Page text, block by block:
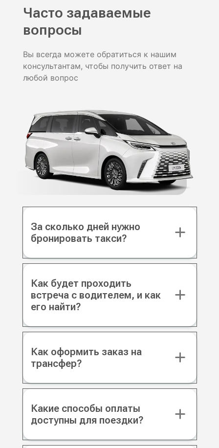
Часто задаваемые
вопросы
Вы всегда можете обратиться к нашим
консультантам, чтобы получить ответ на
любой вопрос
За сколько дней нужно
бронировать такси?
Как будет проходить
встреча с водителем, и как
его найти?
Как оформить заказ на
трансфер?
Какие способы оплаты
доступны для поездки?